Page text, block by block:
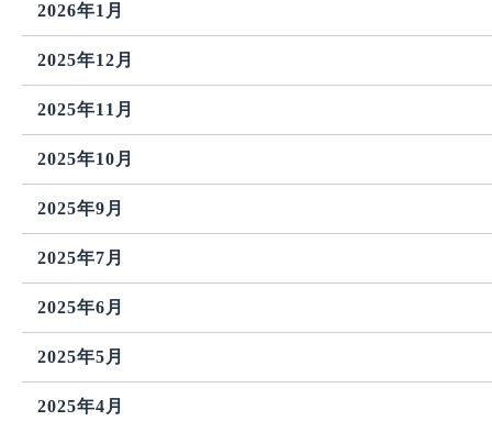
2026年1月
2025年12月
2025年11月
2025年10月
2025年9月
2025年7月
2025年6月
2025年5月
2025年4月